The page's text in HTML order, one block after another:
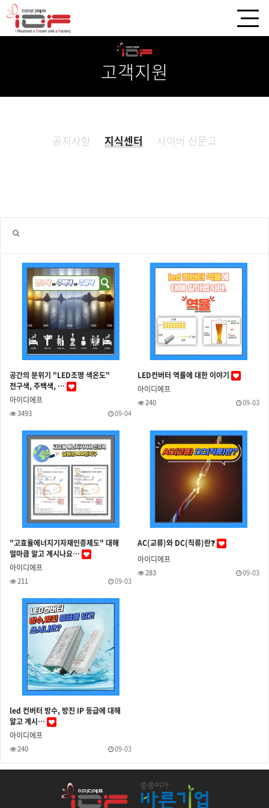
고객지원
공지사항 지식센터 사이버 신문고
공간의 분위기 "LED조명 색온도"
전구색, 주백색, …
아이디에프
3493 09-04
LED컨버터 역률에 대한 이야기
아이디에프
240 09-03
"고효율에너지기자재인증제도" 대해
얼마큼 알고 계시나요…
아이디에프
211 09-03
AC(교류)와 DC(직류)란❓
아이디에프
283 09-03
led 컨버터 방수, 방진 IP 등급에 대해
알고 계시…
아이디에프
240 09-03